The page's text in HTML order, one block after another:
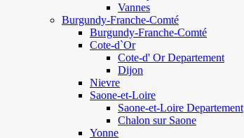
Vannes
Burgundy-Franche-Comté
Burgundy-Franche-Comté
Cote-d`Or
Cote-d' Or Departement
Dijon
Nievre
Saone-et-Loire
Saone-et-Loire Departement
Chalon sur Saone
Yonne